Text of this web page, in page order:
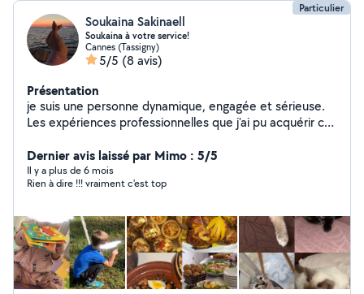
Particulier
Soukaina Sakinaell
Soukaina à votre service!
Cannes (Tassigny)
5/5 (8 avis)
Présentation
je suis une personne dynamique, engagée et sérieuse.
Les expériences professionnelles que j'ai pu acquérir ces
efficace et opérationnelle,et vous pourrez compter sur
ma motivation pour la réalisation de toutes les tâches
que vous me confierez. Je m'adapter facilement à la
disponible pour garder vos chats,chiens vous pouvez
compter sur moi pour faire le travail bien comme il faut
Je suis passionnée de cuisine ,si vous voulez
commander des plats délicieux et healthy n'hésitez pas
à me contactez
Dernier avis laissé par Mimo : 5/5
Il y a plus de 6 mois
Rien à dire !!! vraiment c'est top